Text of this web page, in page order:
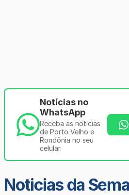
Notícias no
WhatsApp
Receba as notícias
de Porto Velho e
Rondônia no seu
celular.
Noticias da